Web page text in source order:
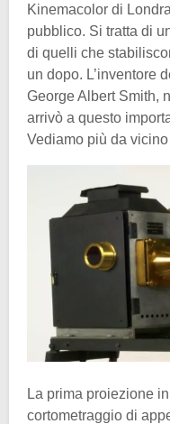
Kinemacolor di
pubblico. Si tratta di
di quelli che
un dopo. L’inventore
George Albert Smith,
arrivò a questo
Vediamo più da
La prima proiezione in
cortometraggio di